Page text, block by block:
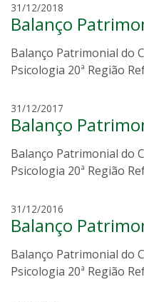
e
z
a
b
n
a
o
31/12/2018
a
r
o
i
r
a
Balanço
Balanço Patrimonial do
Psicologia 20ª Região
31/12/2017
a
r
o
i
r
a
Balanço
Balanço Patrimonial do
Psicologia 20ª Região
31/12/2016
a
r
o
Balanço
Balanço Patrimonial do
Psicologia 20ª Região